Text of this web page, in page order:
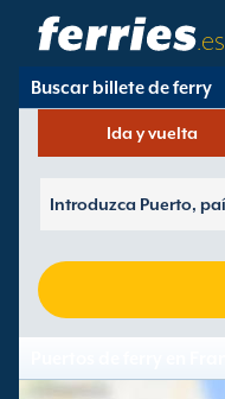
.es
Compañías Navieras
Destinos De Ferries
Puertos De Ferry
Gestión De Reservas
Buscar billete de ferry
Ida y vuelta